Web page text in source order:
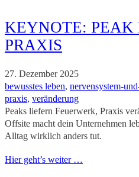
KEYNOTE: PEAK
PRAXIS
27. Dezember 2025
bewusstes leben, nervensystem-
praxis, veränderung
Peaks liefern Feuerwerk, Praxis
Offsite macht dein Unternehmen
Alltag wirklich anders tut.
Hier geht’s weiter …